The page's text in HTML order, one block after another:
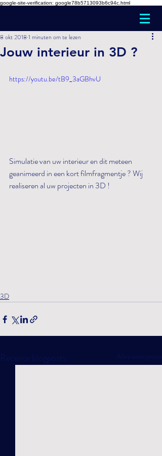
google-site-verification: google78b5713093b6c94c.html
Jouw interieur in 3D ?
8 okt 2018 1 minuten om te lezen
https://youtu.be/tB9_3aGBhvU
Simulatie van uw interieur en dit meteen
geanimeerd in een kort filmfragmentje ? Wij
realiseren al uw projecten in 3D !
3D
Recente blogposts Alles weergeven